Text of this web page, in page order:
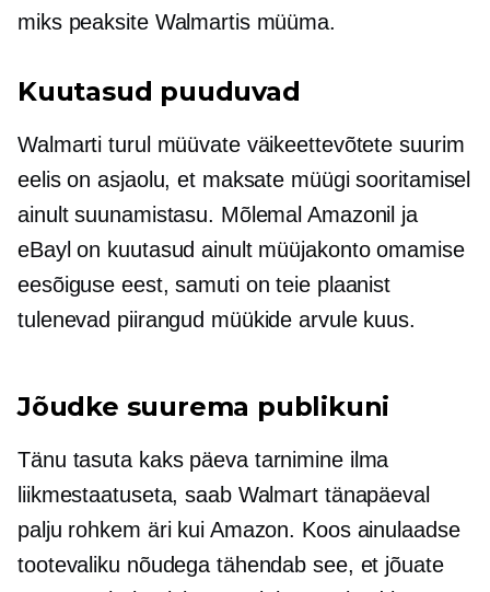
miks peaksite Walmartis müüma.
Kuutasud puuduvad
Walmarti turul müüvate väikeettevõtete suurim
eelis on asjaolu, et maksate müügi sooritamisel
ainult suunamistasu. Mõlemal Amazonil ja
eBayl on kuutasud ainult müüjakonto omamise
eesõiguse eest, samuti on teie plaanist
tulenevad piirangud müükide arvule kuus.
Jõudke suurema publikuni
Tänu tasuta kaks päevatarnimine ilma
liikmestaatuseta, saab Walmart tänapäeval
palju rohkem äri kui Amazon. Koos ainulaadse
tootevaliku nõudega tähendab see, et jõuate